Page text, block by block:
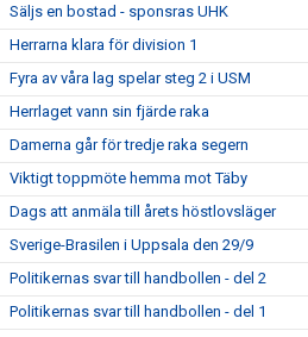
Säljs en bostad - sponsras UHK
Herrarna klara för division 1
Fyra av våra lag spelar steg 2 i USM
Herrlaget vann sin fjärde raka
Damerna går för tredje raka segern
Viktigt toppmöte hemma mot Täby
Dags att anmäla till årets höstlovsläger
Sverige-Brasilen i Uppsala den 29/9
Politikernas svar till handbollen - del 2
Politikernas svar till handbollen - del 1